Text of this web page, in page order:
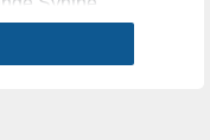
Graffenstaden
sur Mer
(Yvelines)